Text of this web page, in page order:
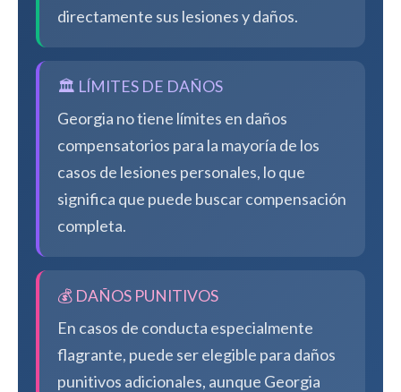
directamente sus lesiones y daños.
🏛️ LÍMITES DE DAÑOS
Georgia no tiene límites en daños
compensatorios para la mayoría de los
casos de lesiones personales, lo que
significa que puede buscar compensación
completa.
💰 DAÑOS PUNITIVOS
En casos de conducta especialmente
flagrante, puede ser elegible para daños
punitivos adicionales, aunque Georgia